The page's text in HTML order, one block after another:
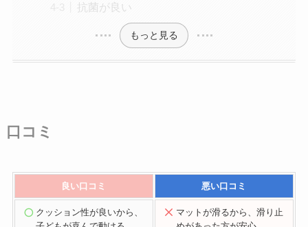
抗菌が良い
もっと見る
口コミ
良い口コミ 悪い口コミ
クッション性が良いから、
マットが滑るから、滑り止